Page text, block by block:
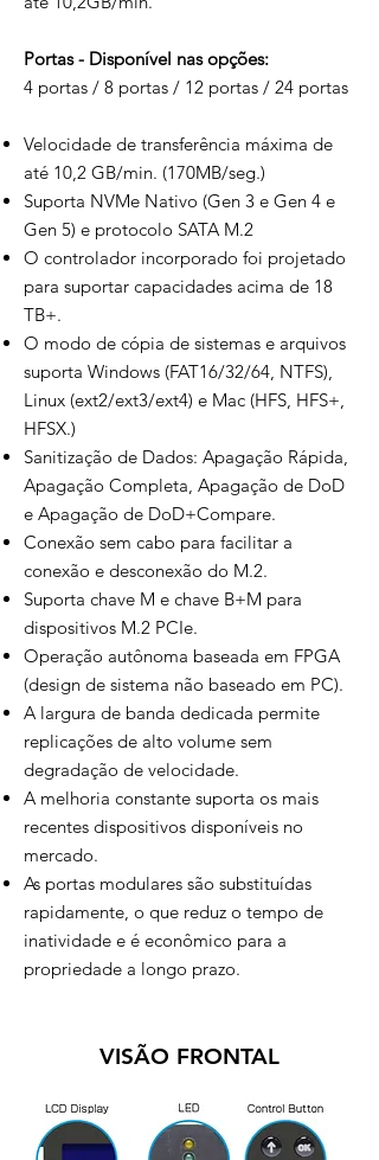
Portas - Disponível nas opções:
4 portas / 8 portas / 12 portas / 24 portas
Velocidade de transferência máxima de
até 10,2 GB/min. (170MB/seg.)
Suporta NVMe Nativo (Gen 3 e Gen 4 e
Gen 5) e protocolo SATA M.2
O controlador incorporado foi projetado
para suportar capacidades acima de 18
TB+.
O modo de cópia de sistemas e arquivos
suporta Windows (FAT16/32/64, NTFS),
Linux (ext2/ext3/ext4) e Mac (HFS, HFS+,
HFSX.)
Sanitização de Dados: Apagação Rápida,
Apagação Completa, Apagação de DoD
e Apagação de DoD+Compare.
Conexão sem cabo para facilitar a
conexão e desconexão do M.2.
Suporta chave M e chave B+M para
dispositivos M.2 PCIe.
Operação autônoma baseada em FPGA
(design de sistema não baseado em PC).
A largura de banda dedicada permite
replicações de alto volume sem
degradação de velocidade.
A melhoria constante suporta os mais
recentes dispositivos disponíveis no
mercado.
As portas modulares são substituídas
rapidamente, o que reduz o tempo de
inatividade e é econômico para a
propriedade a longo prazo.
VISÃO FRONTAL